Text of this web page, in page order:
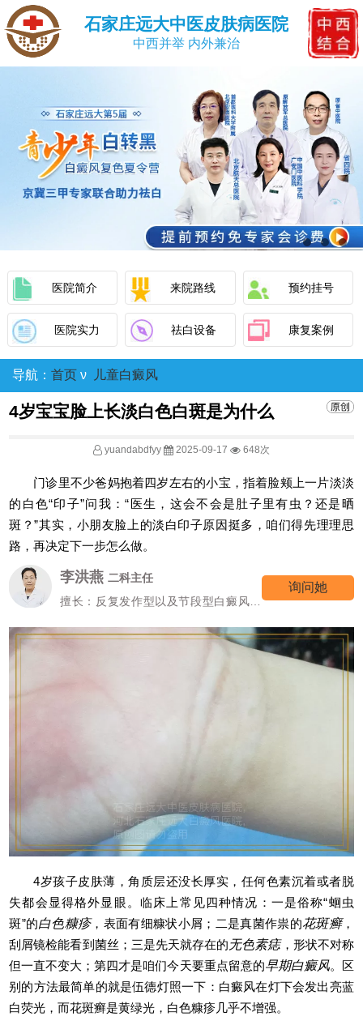
石家庄远大中医皮肤病医院
中西并举 内外兼治
医院简介 来院路线 预约挂号
医院实力 祛白设备 康复案例
导航： 首页 ν 儿童白癜风
4岁宝宝脸上长淡白色白斑是为什么
yuandabdfyy 2025-09-17 648次
门诊里不少爸妈抱着四岁左右的小宝，指着脸颊上一片淡淡
的白色“印子”问我：“医生，这会不会是肚子里有虫？还是晒
斑？”其实，小朋友脸上的淡白印子原因挺多，咱们得先理理思
路，再决定下一步怎么做。
李洪燕 二科主任
擅长：反复发作型以及节段型白癜风诊
询问她
4岁孩子皮肤薄，角质层还没长厚实，任何色素沉着或者脱
失都会显得格外显眼。临床上常见四种情况：一是俗称“蛔虫
斑”的白色糠疹，表面有细糠状小屑；二是真菌作祟的花斑癣，
刮屑镜检能看到菌丝；三是先天就存在的无色素痣，形状不对称
但一直不变大；第四才是咱们今天要重点留意的早期白癜风。区
别的方法最简单的就是伍德灯照一下：白癜风在灯下会发出亮蓝
白荧光，而花斑癣是黄绿光，白色糠疹几乎不增强。